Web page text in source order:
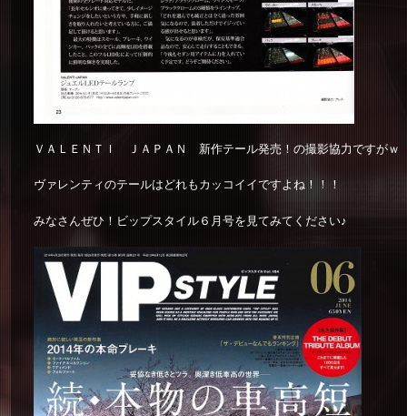
ＶＡＬＥＮＴＩ ＪＡＰＡＮ 新作テール発売！の撮影協力ですがｗ
ヴァレンティのテールはどれもカッコイイですよね！！！
みなさんぜひ！ビップスタイル６月号を見てみてください♪